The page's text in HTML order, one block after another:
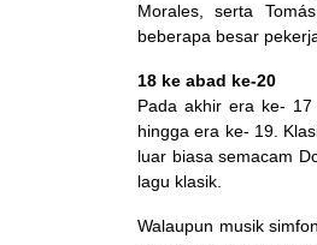
Morales, serta
beberapa besar
18 ke abad ke-20
Pada akhir era ke-
hingga era ke- 19.
luar biasa semacam
lagu klasik.
Walaupun musik